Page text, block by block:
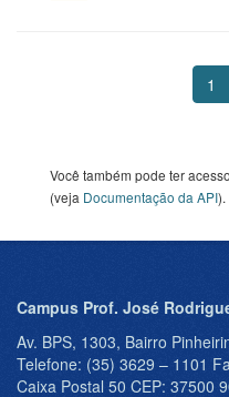
1
Você também pode ter
(veja Documentação da API).
Campus Prof. José
Av. BPS, 1303, Bairro
Telefone: (35) 3629 – 1101
Caixa Postal 50 CEP: 37500